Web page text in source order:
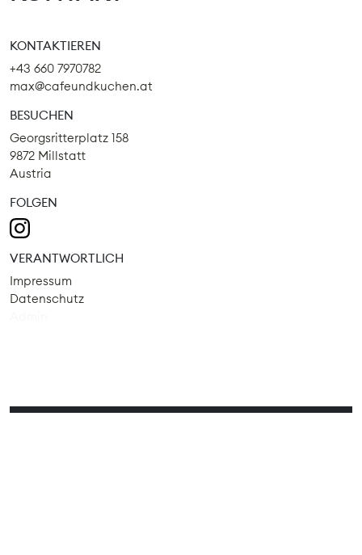
KONTAKTIEREN
+43 660 7970782
max@cafeundkuchen.at
BESUCHEN
Georgsritterplatz 158
9872 Millstatt
Austria
FOLGEN
VERANTWORTLICH
Impressum
Datenschutz